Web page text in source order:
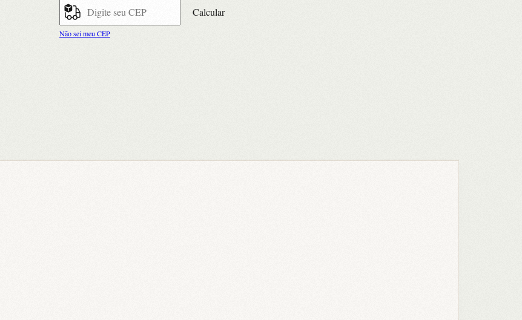
Calcular
Não sei meu CEP